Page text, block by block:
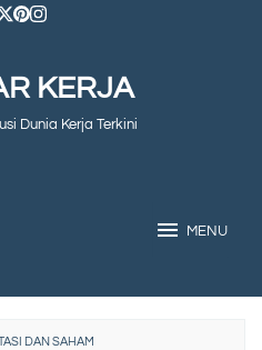
KERJA
Dunia Kerja Terkini
MENU
DAN SAHAM